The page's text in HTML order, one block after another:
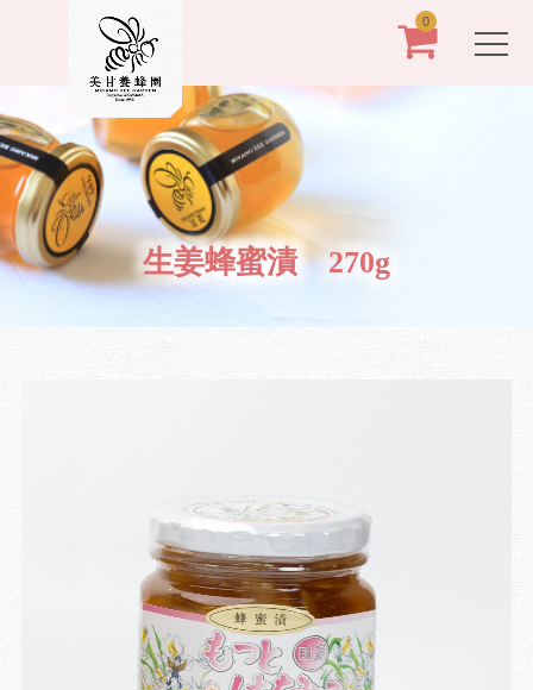
0
生姜蜂蜜漬 270g